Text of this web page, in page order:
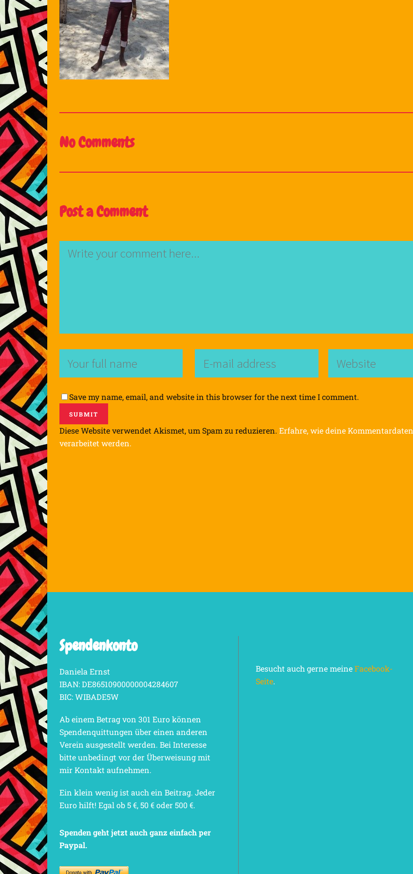
No Comments
Post a Comment
Save my name, email, and website in this browser for the next time I comment.
Diese Website verwendet Akismet, um Spam zu reduzieren. Erfahre, wie deine Kommentardaten
verarbeitet werden.
Spendenkonto
Daniela Ernst
IBAN: DE86510900000004284607
BIC: WIBADE5W
Ab einem Betrag von 301 Euro können
Spendenquittungen über einen anderen
Verein ausgestellt werden. Bei Interesse
bitte unbedingt vor der Überweisung mit
mir Kontakt aufnehmen.
Ein klein wenig ist auch ein Beitrag. Jeder
Euro hilft! Egal ob 5 €, 50 € oder 500 €.
Spenden geht jetzt auch ganz einfach per
Paypal.
Besucht auch gerne meineFacebook-
Seite.